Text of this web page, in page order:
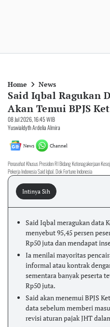
Home News
Said Iqbal Ragukan
Akan Temui BPJS
08 Jul 2026, 16:45 WIB
Yuswialdyth Ardelia Almira
News Channel
Penasehat Khusus Presiden RI Bidang Ketenagakerjaan
Pekerja Indonesia Said Iqbal. Dok Fortune Indonesia
Intinya Sih
Said Iqbal meragukan data
menyebut 95,45 persen
Rp50 juta dan mendapat
Ia menilai mayoritas
informal atau kontrak
sementara banyak peserta
Rp50 juta.
Said akan menemui BPJS
data sebelum memberi
revisi aturan pajak JHT